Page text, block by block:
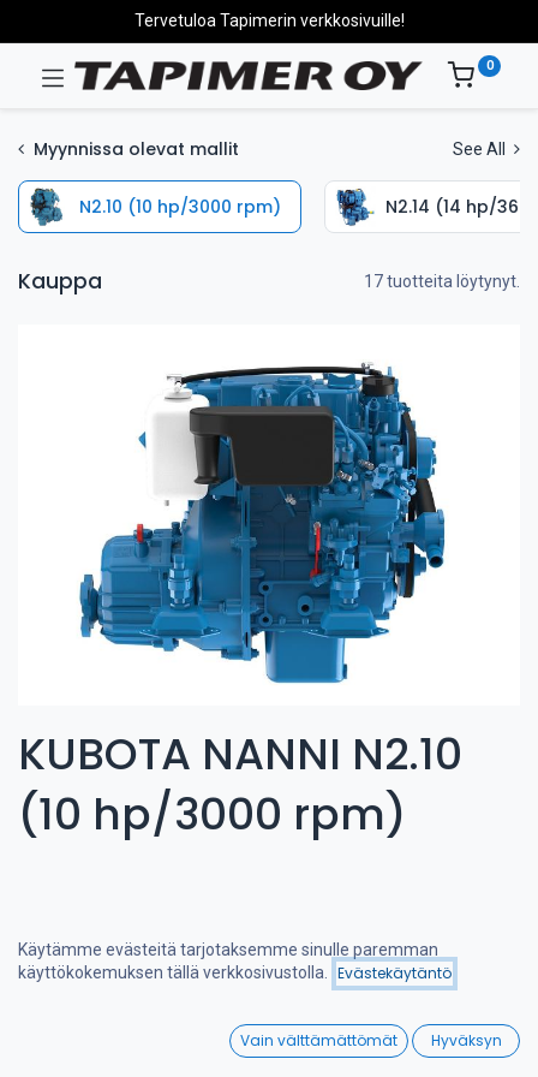
Suosituimmat
Wishlist
Tervetuloa Tapimerin verkkosivuille!
0
Myynnissa olevat mallit See All
N2.10 (10 hp/3000 rpm) N2.14 (14 hp/
Kauppa 17 tuotteita löytynyt.
KUBOTA NANNI N2.10
(10 hp/3000 rpm)
Käytämme evästeitä tarjotaksemme sinulle paremman
käyttökokemuksen tällä verkkosivustolla.
Evästekäytäntö
Vain välttämättömät Hyväksyn